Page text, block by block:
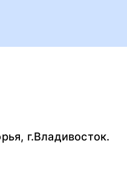
г.Владивосток.